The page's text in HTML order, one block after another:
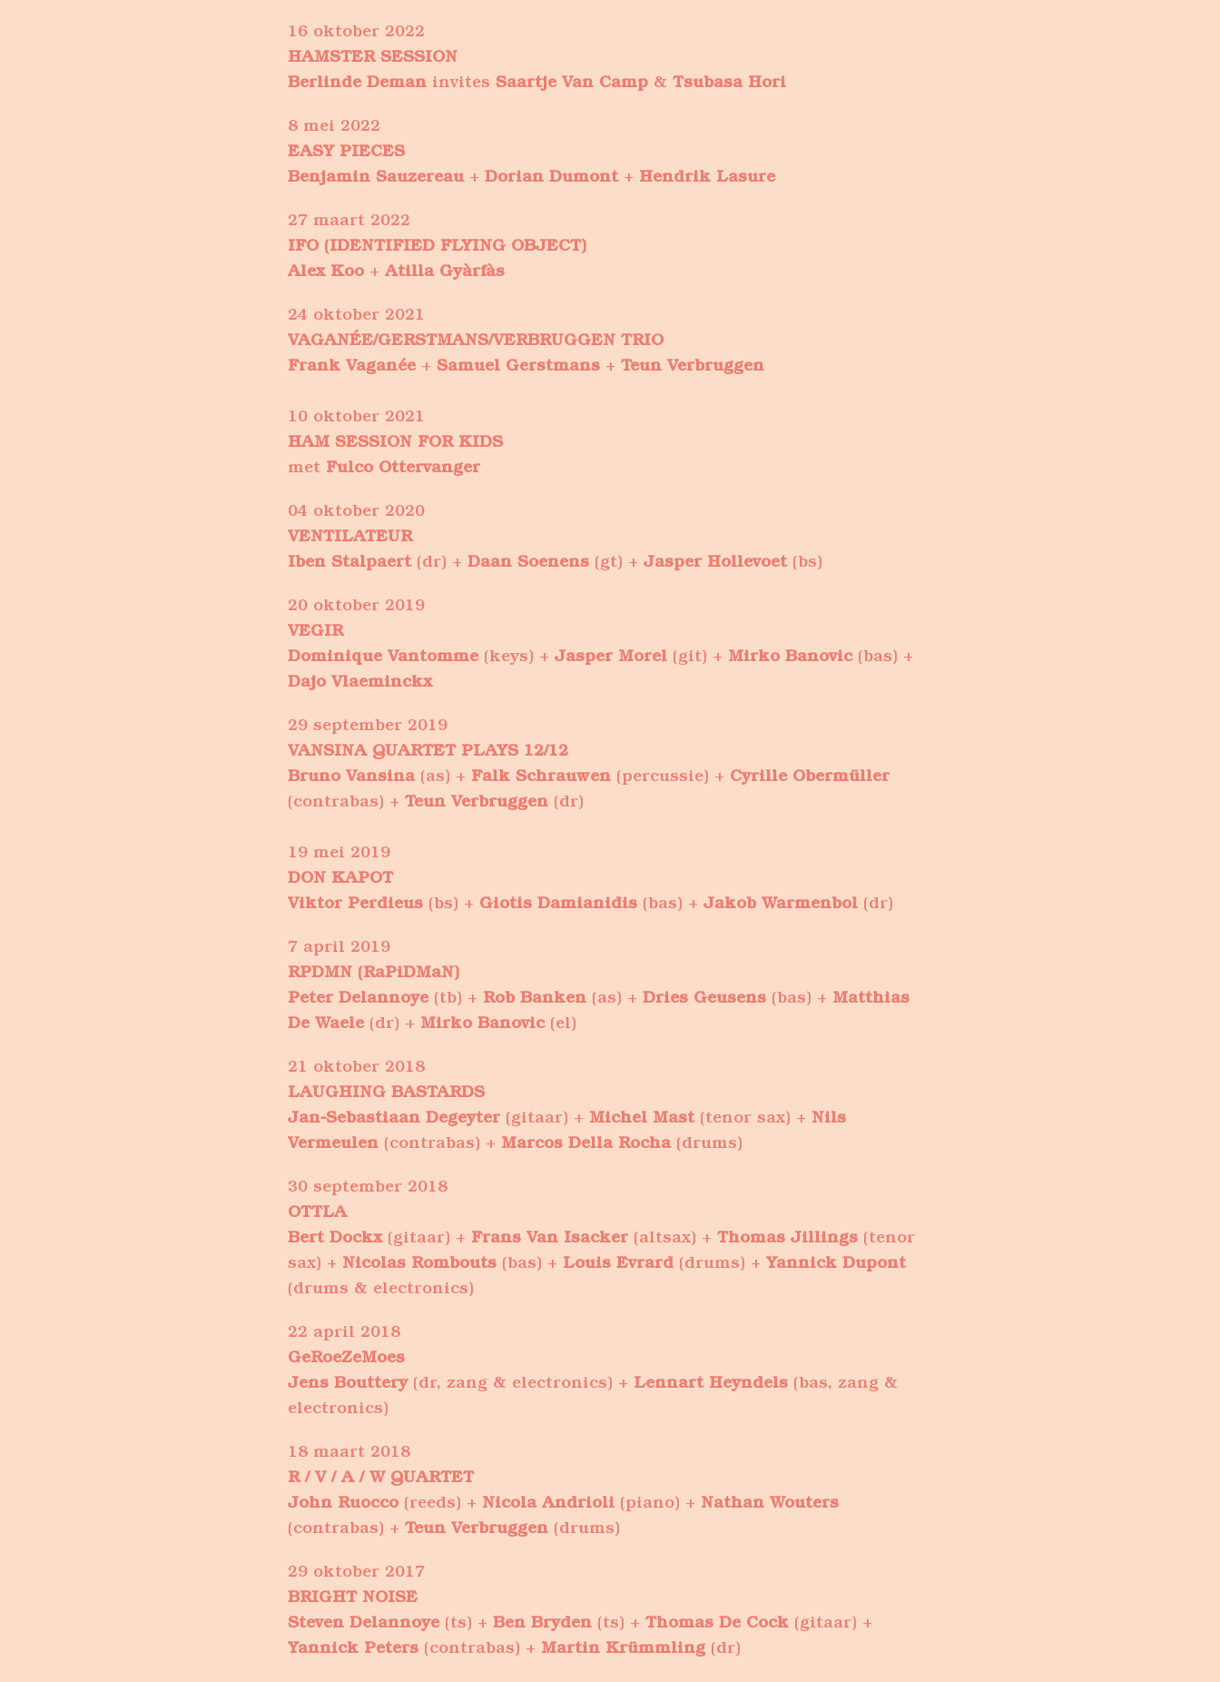
16 oktober 2022
HAMSTER SESSION
Berlinde Demaninvites Saartje Van Camp& Tsubasa Hori
8 mei 2022
EASY PIECES
Benjamin Sauzereau+ Dorian Dumont+ Hendrik Lasure
27 maart 2022
IFO (IDENTIFIED FLYING OBJECT)
​Alex Koo+ Atilla Gyàrfàs
24 oktober 2021
VAGANÉE/GERSTMANS/VERBRUGGEN TRIO
Frank Vaganée+ Samuel Gerstmans+ Teun Verbruggen
10 oktober 2021
​HAM SESSION FOR KIDS
metFulco Ottervanger
04 oktober 2020
VENTILATEUR
Iben Stalpaert(dr) + Daan Soenens(gt) + Jasper Hollevoet(bs)
20 oktober 2019
VEGIR
Dominique Vantomme(keys) + Jasper Morel(git) + Mirko Banovic(bas) +
Dajo Vlaeminckx
29 september 2019
VANSINA QUARTET PLAYS 12/12
Bruno Vansina(as) + Falk Schrauwen(percussie) + Cyrille Obermüller
(contrabas) + Teun Verbruggen(dr)
19 mei 2019
DON KAPOT
Viktor Perdieus(bs) + Giotis Damianidis(bas) + Jakob Warmenbol(dr)
7 april 2019
RPDMN (RaPiDMaN)
Peter Delannoye(tb) + Rob Banken(as) + Dries Geusens(bas) + Matthias
De Waele(dr) + Mirko Banovic(el)
21 oktober 2018
LAUGHING BASTARDS
Jan-Sebastiaan Degeyter(gitaar) + Michel Mast(tenor sax) + Nils
Vermeulen(contrabas) + Marcos Della Rocha(drums)
30 september 2018
OTTLA
Bert Dockx(gitaar) + Frans Van Isacker(altsax) + Thomas Jillings(tenor
sax) + Nicolas Rombouts(bas) + Louis Evrard(drums) + Yannick Dupont
(drums & electronics)
22 april 2018
GeRoeZeMoes
Jens Bouttery(dr, zang & electronics) + Lennart Heyndels(bas, zang &
electronics)
18 maart 2018
R / V / A / W QUARTET
John Ruocco(reeds) + Nicola Andrioli(piano) + Nathan Wouters
(contrabas) + Teun Verbruggen(drums)
29 oktober 2017
BRIGHT NOISE
Steven Delannoye(ts) + Ben Bryden(ts) + Thomas De Cock(gitaar) +
Yannick Peters(contrabas) + Martin Krümmling(dr)